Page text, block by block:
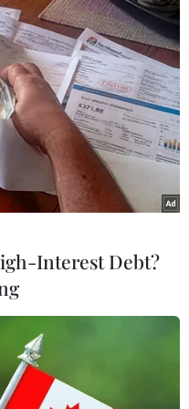
(TTXVN/Vietnam+)
Interest Debt?